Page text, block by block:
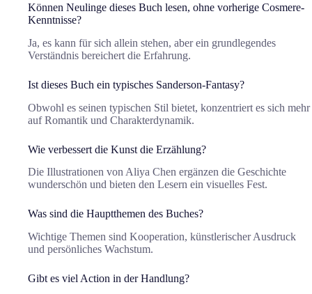
Können Neulinge dieses Buch lesen, ohne vorherige Cosmere-
Kenntnisse?
Ja, es kann für sich allein stehen, aber ein grundlegendes
Verständnis bereichert die Erfahrung.
Ist dieses Buch ein typisches Sanderson-Fantasy?
Obwohl es seinen typischen Stil bietet, konzentriert es sich mehr
auf Romantik und Charakterdynamik.
Wie verbessert die Kunst die Erzählung?
Die Illustrationen von Aliya Chen ergänzen die Geschichte
wunderschön und bieten den Lesern ein visuelles Fest.
Was sind die Hauptthemen des Buches?
Wichtige Themen sind Kooperation, künstlerischer Ausdruck
und persönliches Wachstum.
Gibt es viel Action in der Handlung?